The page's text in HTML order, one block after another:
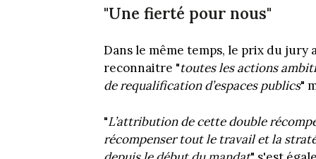
"Une fierté pour nous"
Dans le même temps, le prix du jury
reconnaitre "toutes les actions
de requalification d’espaces publics"
"L’attribution de cette double
récompenser tout le travail et la